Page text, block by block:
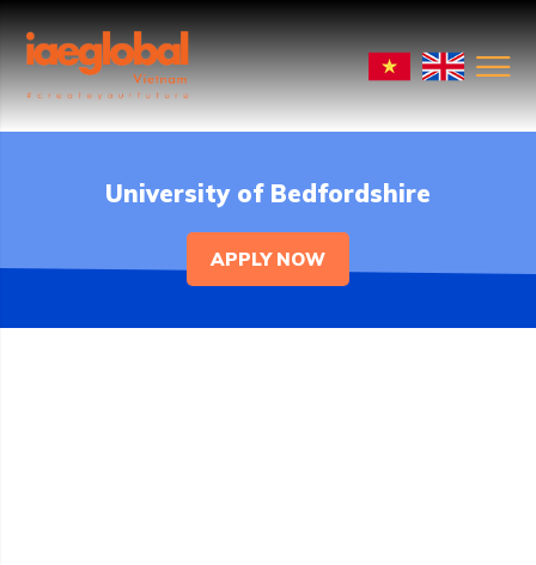
University of Bedfordshire
APPLY NOW